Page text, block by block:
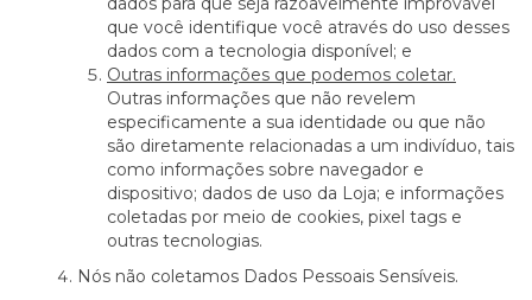
que você identifique você através do uso desses
dados com a tecnologia disponível; e
Outras informações que podemos coletar.
Outras informações que não revelem
especificamente a sua identidade ou que não
são diretamente relacionadas a um indivíduo, tais
como informações sobre navegador e
dispositivo; dados de uso da Loja; e informações
coletadas por meio de cookies, pixel tags e
outras tecnologias.
Nós não coletamos Dados Pessoais Sensíveis.